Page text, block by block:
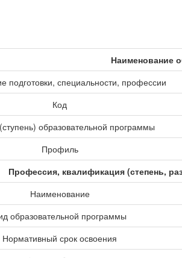
Наименование
подготовки, специальности, профессии
Код
образовательной программы
Профиль
Профессия, квалификация (степень,
Наименование
образовательной программы
Нормативный срок освоения